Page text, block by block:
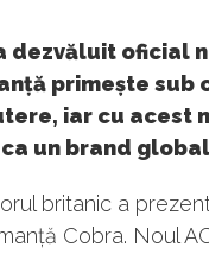
dezvăluit oficial
primește sub
iar cu acest
un brand
britanic a
Cobra. Noul